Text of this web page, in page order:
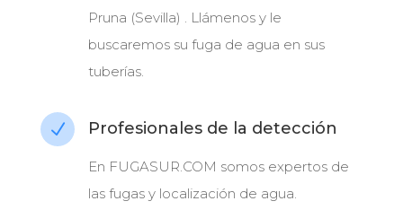
Pruna (Sevilla) . Llámenos y le
buscaremos su fuga de agua en sus
tuberías.
N Profesionales de la detección
En FUGASUR.COM somos expertos de
las fugas y localización de agua.